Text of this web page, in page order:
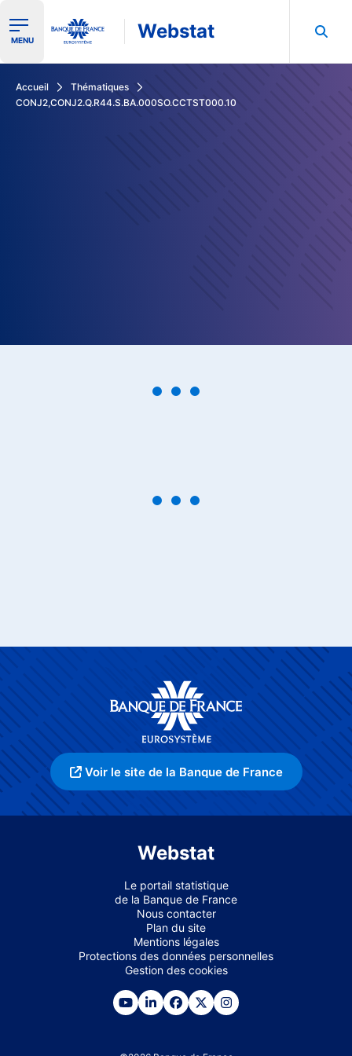
Ouvrir le menu de navigation
MENU Webstat
Accueil
Thématiques
CONJ2,CONJ2.Q.R44.S.BA.000SO.CCTST000.10
Voir le site de la Banque de France
Webstat
Le portail statistique
de la Banque de France
Nous contacter
Plan du site
Mentions légales
Protections des données personnelles
Gestion des cookies